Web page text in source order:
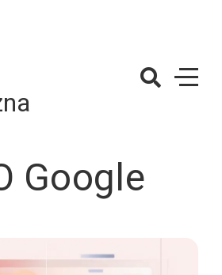
Google